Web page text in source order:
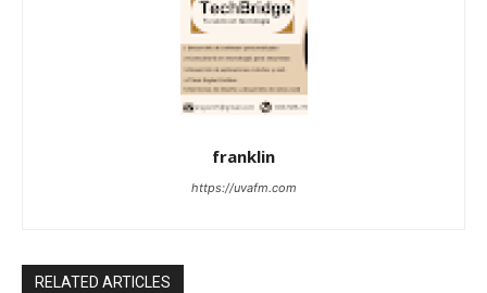
franklin
https://uvafm.com
RELATED ARTICLES